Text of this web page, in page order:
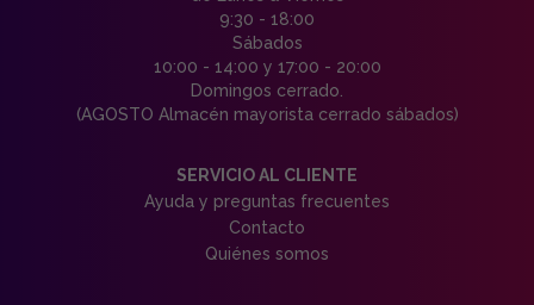
9:30 - 18:00
Sábados
10:00 - 14:00 y 17:00 - 20:00
Domingos cerrado.
(AGOSTO Almacén mayorista cerrado sábados)
SERVICIO AL CLIENTE
Ayuda y preguntas frecuentes
Contacto
Quiénes somos